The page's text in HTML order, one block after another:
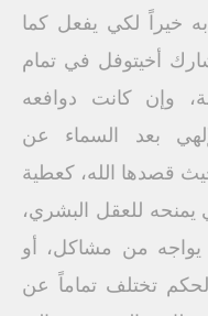
خيراً لكي يفعل كما
أخيتوفل في تمام
وإن كانت دوافعه
بعد السماء عن
قصدها الله، كعطية
يمنحه للعقل البشري،
يواجه من مشاكل، أو
تختلف تماماً عن